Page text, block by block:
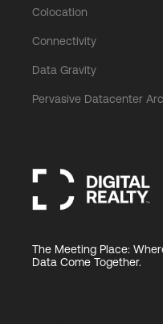
Colocation
Connectivity
Data Gravity
Pervasive Datacenter
The Meeting Place:
Data Come Together.